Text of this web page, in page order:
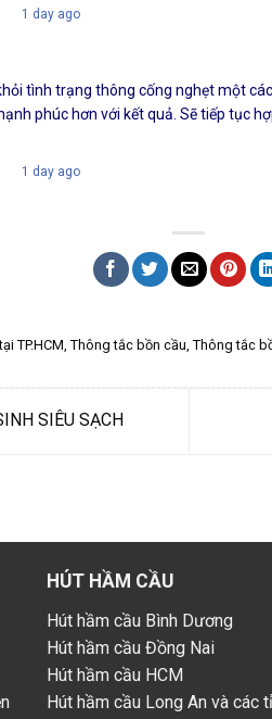
1 day ago
tình trạng thông cống nghẹt một
phúc hơn với kết quả. Sẽ tiếp tục
1 day ago
TP.HCM, Thông tắc bồn cầu, Thông tắc
SIÊU SẠCH
HÚT HẦM CẦU
Hút hầm cầu Bình Dương
Hút hầm cầu Đồng Nai
Hút hầm cầu HCM
Hút hầm cầu Long An và các